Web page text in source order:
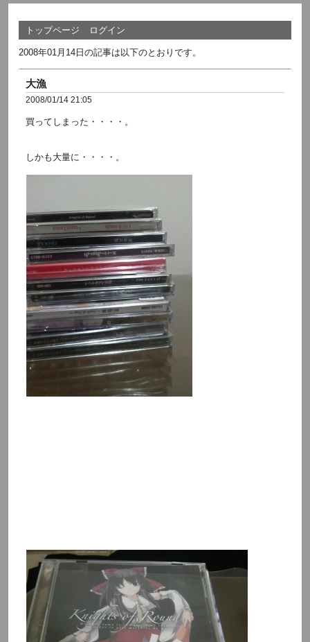
トップページ ログイン
2008年01月14日の記事は以下のとおりです。
大漁
2008/01/14 21:05
買ってしまった・・・・。
しかも大量に・・・・。